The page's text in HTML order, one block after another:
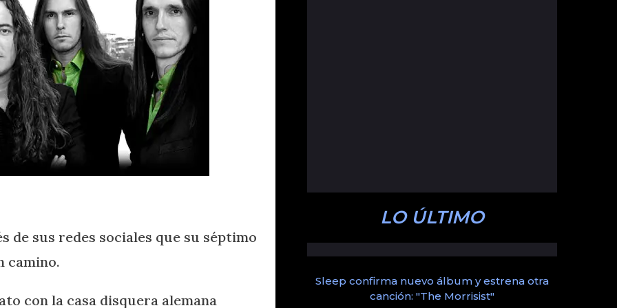
Divine
de sus redes sociales que su séptimo
camino.
con la casa disquera alemana
LO ÚLTIMO
Sleep confirma nuevo álbum y estrena otra
canción: "The Morrisist"